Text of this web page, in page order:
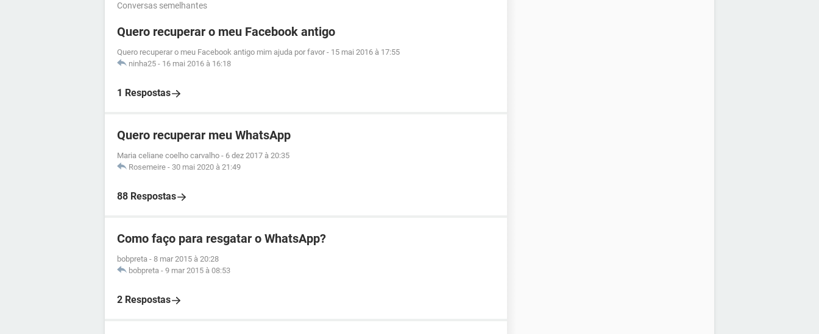
Conversas semelhantes
Quero recuperar o meu Facebook antigo
Quero recuperar o meu Facebook antigo mim ajuda por favor - 15 mai 2016 à 17:55
ninha25 - 16 mai 2016 à 16:18
1 Respostas
Quero recuperar meu WhatsApp
Maria celiane coelho carvalho - 6 dez 2017 à 20:35
Rosemeire - 30 mai 2020 à 21:49
88 Respostas
Como faço para resgatar o WhatsApp?
bobpreta - 8 mar 2015 à 20:28
bobpreta - 9 mar 2015 à 08:53
2 Respostas